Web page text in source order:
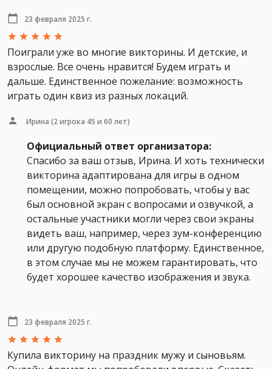
23 февраля 2025 г.
Поиграли уже во многие викторины. И детские, и
взрослые. Все очень нравится! Будем играть и
дальше. Единственное пожелание: возможность
играть один квиз из разных локаций.
Ирина (2 игрока 45 и 60 лет)
Официальный ответ организатора:
Спасибо за ваш отзыв, Ирина. И хоть технически
викторина адаптирована для игры в одном
помещении, можно попробовать, чтобы у вас
был основной экран с вопросами и озвучкой, а
остальные участники могли через свои экраны
видеть ваш, например, через зум-конференцию
или другую подобную платформу. Единственное,
в этом случае мы не можем гарантировать, что
будет хорошее качество изображения и звука.
23 февраля 2025 г.
Купила викторину на праздник мужу и сыновьям.